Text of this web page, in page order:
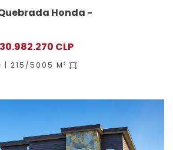
Honda -
CLP
| 215/5005 M²